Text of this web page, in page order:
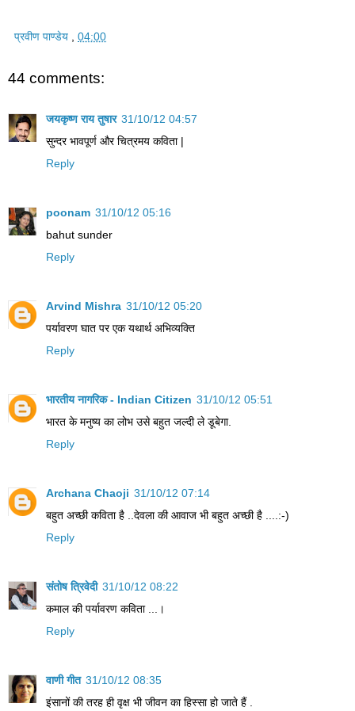
प्रवीण पाण्डेय 04:00
44 comments:
जयकृष्ण राय तुषार 31/10/12 04:57
सुन्दर भावपूर्ण और चित्रमय कविता |
Reply
poonam 31/10/12 05:16
bahut sunder
Reply
Arvind Mishra 31/10/12 05:20
पर्यावरण घात पर एक यथार्थ अभिव्यक्ति
Reply
भारतीय नागरिक - Indian Citizen 31/10/12 05:51
भारत के मनुष्य का लोभ उसे बहुत जल्दी ले डूबेगा.
Reply
Archana Chaoji 31/10/12 07:14
बहुत अच्छी कविता है ..देवला की आवाज भी बहुत अच्छी है ....:-)
Reply
संतोष त्रिवेदी 31/10/12 08:22
कमाल की पर्यावरण कविता ...।
Reply
वाणी गीत 31/10/12 08:35
इंसानों की तरह ही वृक्ष भी जीवन का हिस्सा हो जाते हैं .